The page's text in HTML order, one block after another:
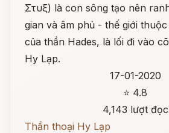
Στυξ) là con sông tạo nên
gian và âm phủ - thế giới
của thần Hades, là lối đi vào
Hy Lạp.
17-01-2020
⭐ 4.8
4,143 lượt đọc
Thần thoại Hy Lạp